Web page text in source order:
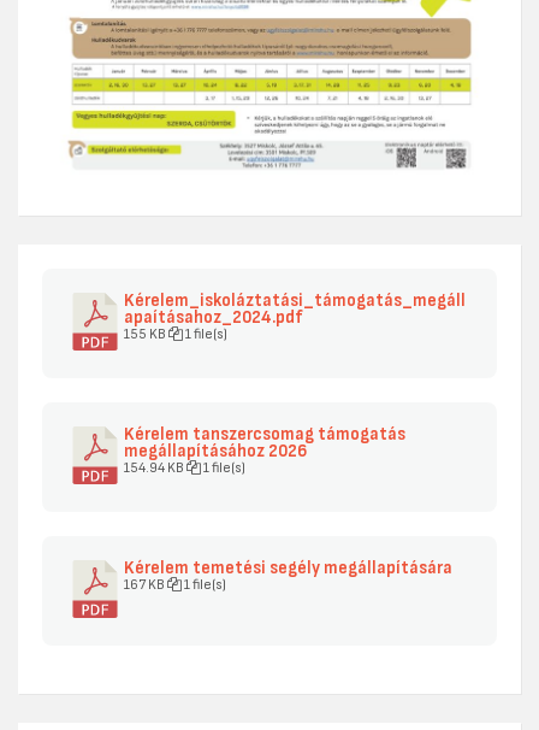
Kérelem_iskoláztatási_támogatás_megáll
apaításahoz_2024.pdf
155 KB 1 file(s)
Kérelem tanszercsomag támogatás
megállapításához 2026
154.94 KB 1 file(s)
Kérelem temetési segély megállapítására
167 KB 1 file(s)